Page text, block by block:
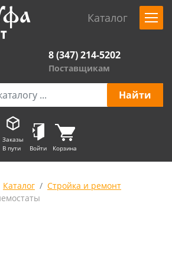
Каталог
8 (347) 214-5202
Поставщикам
Заказы
В пути
Войти Корзина
Каталог
Стройка и ремонт